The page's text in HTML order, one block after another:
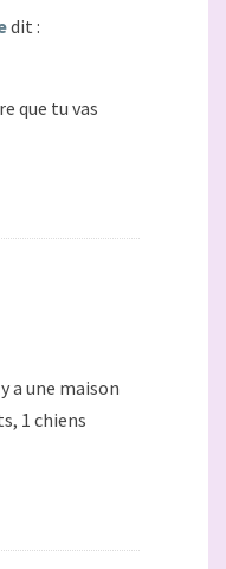
dit :
que tu vas
a une maison
1 chiens